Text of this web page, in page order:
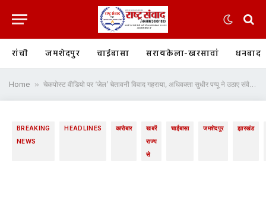
रांची जमशेदपुर चाईबासा सरायकेला-खरसावां धनबाद
Home » चेकपोस्ट वीडियो पर ‘जेल’ चेतावनी विवाद गहराया, अधिवक्ता सुधीर पप्पू ने उठाए संवैधानिक सवाल
BREAKING
NEWS
HEADLINES कारोबार
खबरें
राज्य
से
चाईबासा जमशेदपुर झारखंड